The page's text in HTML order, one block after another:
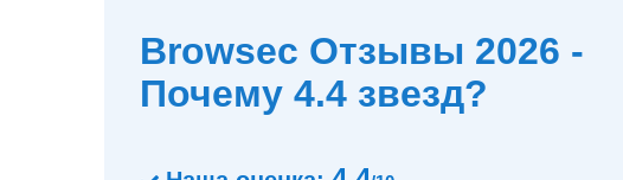
Browsec Oтзывы 2026 -
Почему 4.4 звезд?